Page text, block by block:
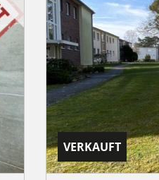
VERKAUFT